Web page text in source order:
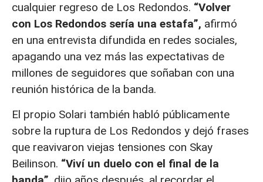
cualquier regreso de Los Redondos. “Volver
con Los Redondos sería una estafa”, afirmó
en una entrevista difundida en redes sociales,
apagando una vez más las expectativas de
millones de seguidores que soñaban con una
reunión histórica de la banda.
El propio Solari también habló públicamente
sobre la ruptura de Los Redondos y dejó frases
que reavivaron viejas tensiones con Skay
Beilinson. “Viví un duelo con el final de la